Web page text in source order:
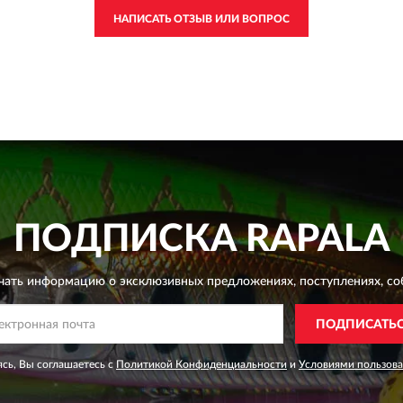
НАПИСАТЬ ОТЗЫВ ИЛИ ВОПРОС
ПОДПИСКАRAPALA
информацию о эксклюзивных предложениях,поступлениях,
Вы соглашаетесь с Политикой Конфиденциальности иУсловиями